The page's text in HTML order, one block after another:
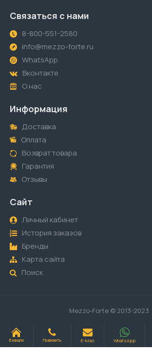
Связаться с нами
8-800-551-2580
info@mezzo-forte.ru
WhatsApp
Вконтакте
О нас
Информация
Доставка
Оплата
Возврат товара
Гарантия
Отзывы
Сайт
Личный кабинет
История заказов
Бренды
Карта сайта
Поиск
Mezzo-Forte © 2013-2023
В начало Позвонить E-Mail WhatsApp